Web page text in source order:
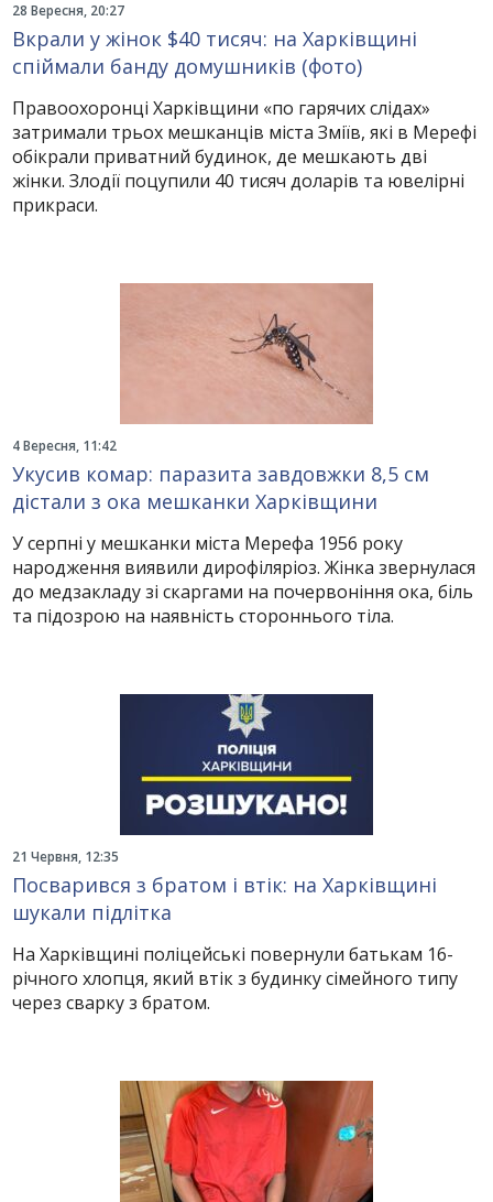
28 Вересня, 20:27
Вкрали у жінок $40 тисяч: на Харківщині
спіймали банду домушників (фото)
Правоохоронці Харківщини «по гарячих слідах»
затримали трьох мешканців міста Зміїв, які в Мерефі
обікрали приватний будинок, де мешкають дві
жінки. Злодії поцупили 40 тисяч доларів та ювелірні
прикраси.
4 Вересня, 11:42
Укусив комар: паразита завдовжки 8,5 см
дістали з ока мешканки Харківщини
У серпні у мешканки міста Мерефа 1956 року
народження виявили дирофіляріоз. Жінка звернулася
до медзакладу зі скаргами на почервоніння ока, біль
та підозрою на наявність стороннього тіла.
21 Червня, 12:35
Посварився з братом і втік: на Харківщині
шукали підлітка
На Харківщині поліцейські повернули батькам 16-
річного хлопця, який втік з будинку сімейного типу
через сварку з братом.